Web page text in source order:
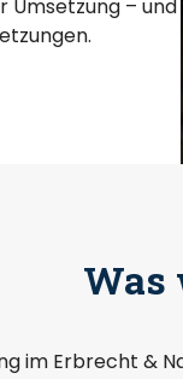
Umsetzung –
Was
im Erbrecht &